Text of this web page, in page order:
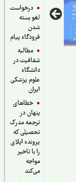
درخواست
لغو بسته
فرودگاه پیام
مطالبه
شفافیت در
دانشگاه
علوم پزشکی
خطاهای
پنهان در
ترجمه مدرک
تحصیلی که
پرونده اپلای
را با تاخیر